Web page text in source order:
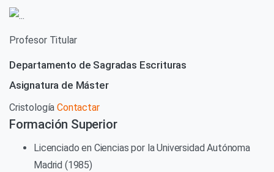
Profesor Titular
Departamento de Sagradas Escrituras
Asignatura de Máster
CristologíaContactar
Formación Superior
Licenciado en Ciencias por la Universidad Autónoma
Madrid (1985)